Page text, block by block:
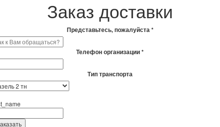
Заказ доставки
Представьтесь, пожалуйста *
Телефон организации *
Тип транспорта